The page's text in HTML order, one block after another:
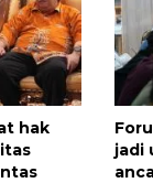
hak
jadi